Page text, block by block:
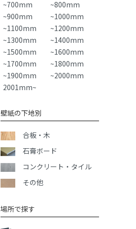
~700mm
~800mm
~900mm
~1000mm
~1100mm
~1200mm
~1300mm
~1400mm
~1500mm
~1600mm
~1700mm
~1800mm
~1900mm
~2000mm
2001mm~
壁紙の下地別
合板・木
石膏ボード
コンクリート・タイル
その他
場所で探す